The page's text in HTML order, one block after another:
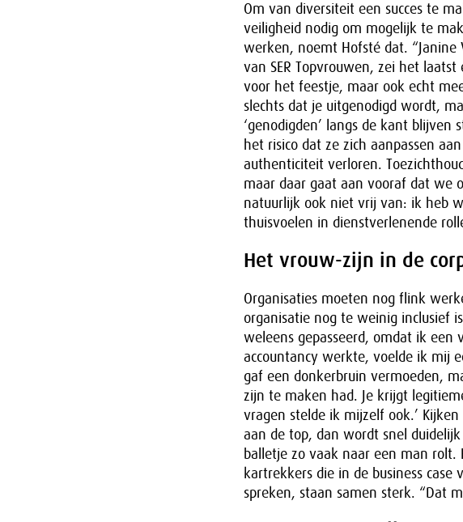
Om van diversiteit een succes te
veiligheid nodig om mogelijk te
werken, noemt Hofsté dat. “Janine
van SER Topvrouwen, zei het
voor het feestje, maar ook echt
slechts dat je uitgenodigd wordt,
‘genodigden’ langs de kant
het risico dat ze zich aanpassen
authenticiteit verloren.
maar daar gaat aan vooraf dat we
natuurlijk ook niet vrij van: ik heb
thuisvoelen in dienstverlenende
Het vrouw-zijn in de
Organisaties moeten nog flink
organisatie nog te weinig inclusief
weleens gepasseerd, omdat ik
accountancy werkte, voelde ik mij
gaf een donkerbruin vermoeden,
zijn te maken had. Je krijgt
vragen stelde ik mijzelf ook.’
aan de top, dan wordt snel
balletje zo vaak naar een man
kartrekkers die in de business
spreken, staan samen sterk. “Dat